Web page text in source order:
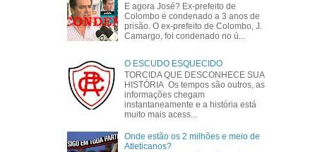
E agora José? Ex-prefeito de
Colombo é condenado a 3 anos de
prisão. O ex-prefeito de Colombo, J.
Camargo, foi condenado no ú...
O ESCUDO ESQUECIDO
TORCIDA QUE DESCONHECE SUA
HISTÓRIA Os tempos são outros, as
informações chegam
instantaneamente e a história está
muito mais acess...
Onde estão os 2 milhões e meio de
Atleticanos?